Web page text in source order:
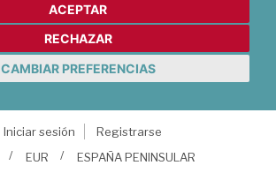
ACEPTAR
RECHAZAR
CAMBIAR PREFERENCIAS
Iniciar sesión
Registrarse
EUR ESPAÑA PENINSULAR